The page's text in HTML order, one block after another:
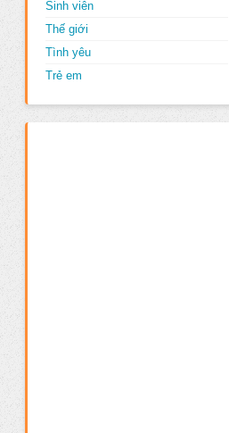
Sinh viên
Thế giới
Tình yêu
Trẻ em